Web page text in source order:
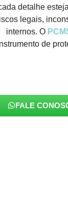
detalhe
legais,
internos. O
de
FALE